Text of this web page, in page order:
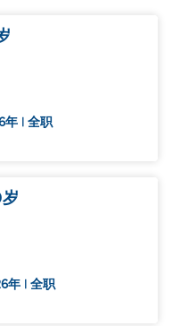
年 | 全职
岁
年 | 全职